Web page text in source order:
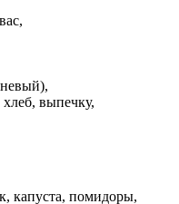
выпечку,
капуста, помидоры,